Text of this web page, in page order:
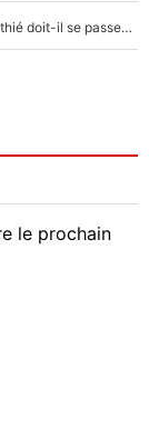
Le XV de France a trouvé son remplaçant : Fabien Galthié doit-il se passer d'Antoine Dupont ?
le prochain